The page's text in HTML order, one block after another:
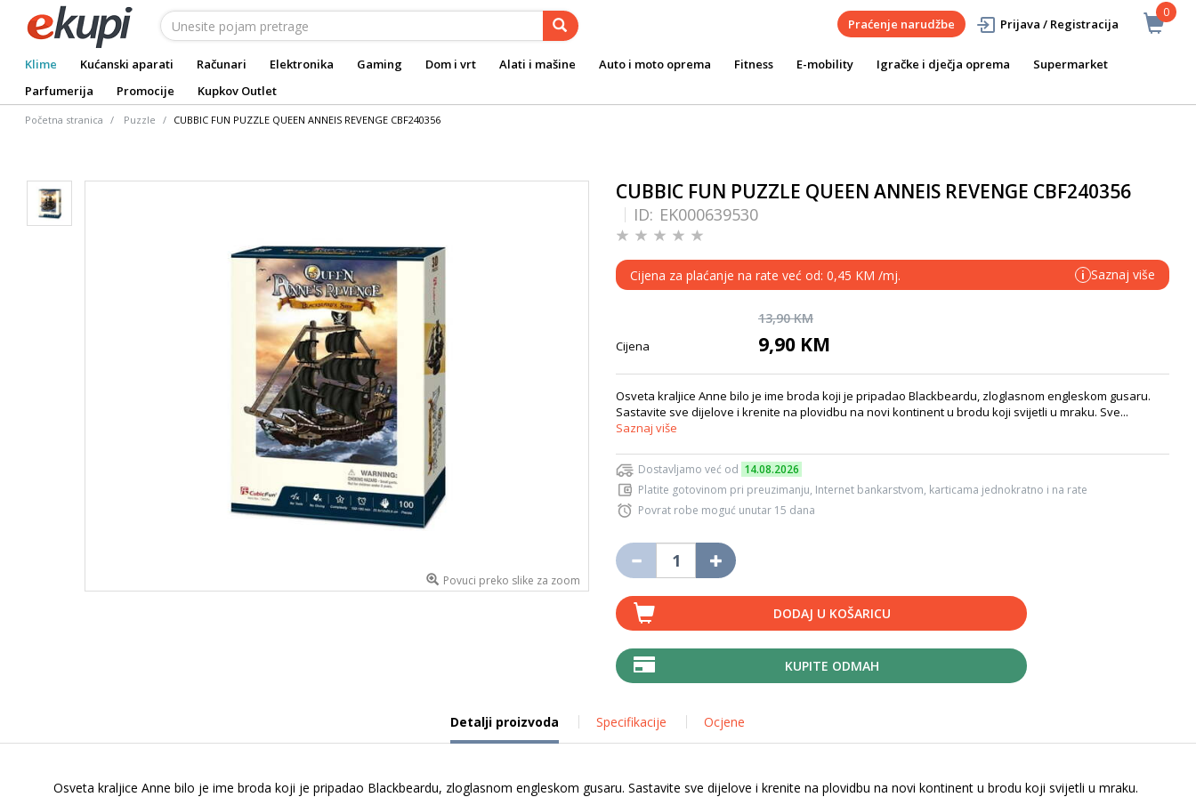
0
Praćenje narudžbe Prijava / Registracija
Klime Kućanski aparati Računari Elektronika Gaming Dom i vrt Alati i mašine Auto i moto oprema Fitness E-mobility Igračke i dječja oprema
Supermarket
Parfumerija
Promocije Kupkov Outlet
Početna stranica Puzzle CUBBIC FUN PUZZLE QUEEN ANNEIS REVENGE CBF240356
Povuci preko slike za zoom
CUBBIC FUN PUZZLE QUEEN ANNEIS REVENGE CBF240356
ID: EK000639530
Cijena za plaćanje na rate već od: 0,45 KM /mj. i Saznaj više
13,90 KM
Cijena 9,90 KM
Osveta kraljice Anne bilo je ime broda koji je pripadao Blackbeardu, zloglasnom engleskom gusaru.
Sastavite sve dijelove i krenite na plovidbu na novi kontinent u brodu koji svijetli u mraku. Sve...
Saznaj više
Dostavljamo već od 14.08.2026
Platite gotovinom pri preuzimanju, Internet bankarstvom, karticama jednokratno i na rate
Povrat robe moguć unutar 15 dana
DODAJ U KOŠARICU
KUPITE ODMAH
Detalji proizvoda Specifikacije Ocjene
Osveta kraljice Anne bilo je ime broda koji je pripadao Blackbeardu, zloglasnom engleskom gusaru. Sastavite sve dijelove i krenite na plovidbu na novi kontinent u brodu koji svijetli u mraku.